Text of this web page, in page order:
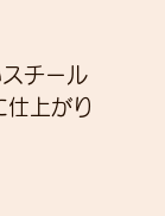
チール
上がり